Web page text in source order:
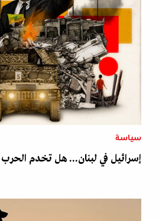
سياسة
إسرائيل في لبنان... هل تخدم